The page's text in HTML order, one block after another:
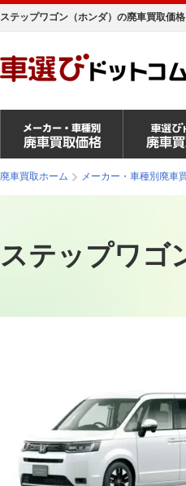
ステップワゴン（ホンダ）の廃車買取価
廃車買取ホーム メーカー・車種別廃車
ステップワゴ